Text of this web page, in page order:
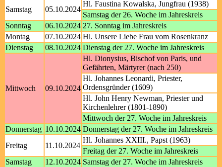
Samstag 05.10.2024
Hl. Faustina Kowalska, Jungfrau (1938)
Samstag der 26. Woche im Jahreskreis
Sonntag
06.10.2024 27. Sonntag im Jahreskreis
Montag
07.10.2024 Hl. Unsere Liebe Frau vom Rosenkranz
Dienstag
08.10.2024 Dienstag der 27. Woche im Jahreskreis
Mittwoch 09.10.2024
Hl. Dionysius, Bischof von Paris, und
Gefährten, Märtyrer (nach 250)
Hl. Johannes Leonardi, Priester,
Ordensgründer (1609)
Hl. John Henry Newman, Priester und
Kirchenlehrer (1801-1890)
Mittwoch der 27. Woche im Jahreskreis
Donnerstag 10.10.2024 Donnerstag der 27. Woche im Jahreskreis
Freitag
11.10.2024
Hl. Johannes XXIII., Papst (1963)
Freitag der 27. Woche im Jahreskreis
Samstag
12.10.2024 Samstag der 27. Woche im Jahreskreis